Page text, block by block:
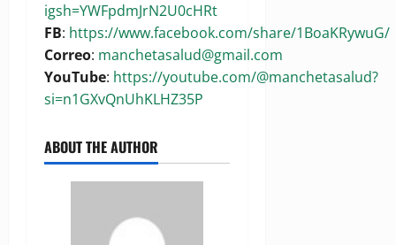
igsh=YWFpdmJrN2U0cHRt
FB: https://www.facebook.com/share/1BoaKRywuG/
Correo: manchetasalud@gmail.com
YouTube: https://youtube.com/@manchetasalud?
si=n1GXvQnUhKLHZ35P
ABOUT THE AUTHOR